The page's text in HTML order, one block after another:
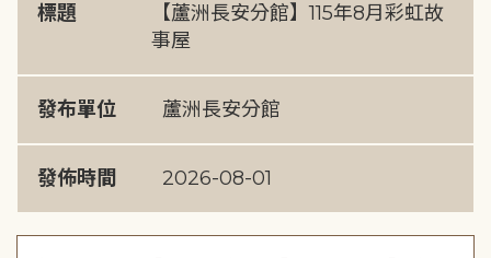
標題
【蘆洲長安分館】115年8月彩虹故
事屋
發布單位 蘆洲長安分館
發佈時間 2026-08-01